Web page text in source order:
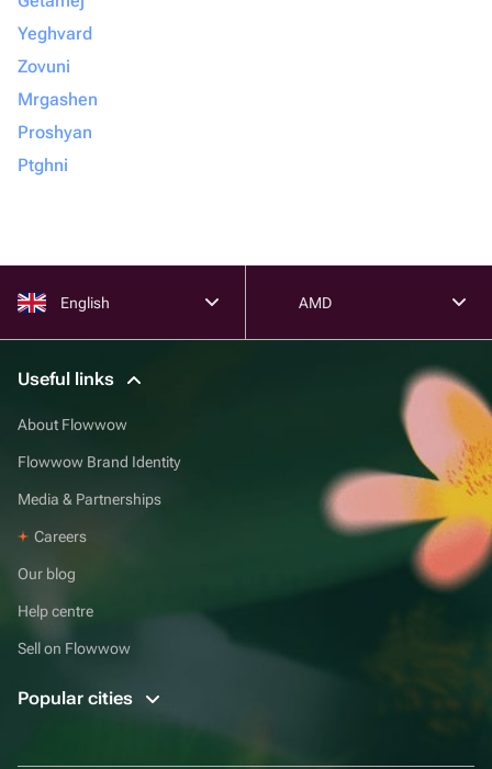
Yeghvard
Zovuni
Mrgashen
Proshyan
Ptghni
English AMD
Useful links
About Flowwow
Flowwow Brand Identity
Media & Partnerships
Careers
Our blog
Help centre
Sell on Flowwow
Popular cities